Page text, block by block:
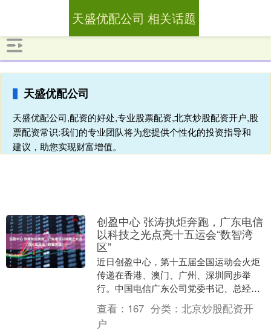
天盛优配公司
天盛优配公司,配资的好处,专业股票配资,北京炒股配资开户,股
票配资常识:我们的专业团队将为您提供个性化的投资指导和
建议，助您实现财富增值。
天盛优配公司 相关话题
创盈中心 张涛执炬奔跑，广东电信
以科技之光点亮十五运会“数智湾
区”
近日创盈中心，第十五届全国运动会火炬
传递在香港、澳门、广州、深圳同步举
行。中国电信广东公司党委书记、总经理
张涛作为广州站第11棒火炬手，在火炬传
递中高举圣火奔跑....
查看： 167 分类： 北京炒股配资开
户